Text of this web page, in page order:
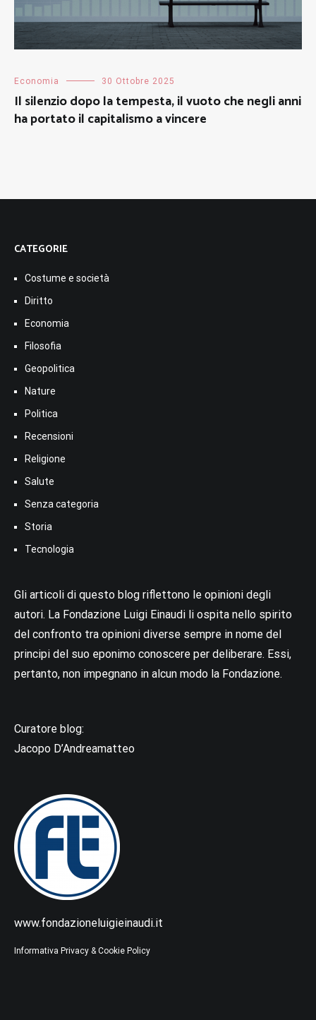
Economia 30 Ottobre 2025
Il silenzio dopo la tempesta, il vuoto che negli anni
ha portato il capitalismo a vincere
CATEGORIE
Costume e società
Diritto
Economia
Filosofia
Geopolitica
Nature
Politica
Recensioni
Religione
Salute
Senza categoria
Storia
Tecnologia
Gli articoli di questo blog riflettono le opinioni degli
autori. La Fondazione Luigi Einaudi li ospita nello spirito
del confronto tra opinioni diverse sempre in nome del
principi del suo eponimo conoscere per deliberare. Essi,
pertanto, non impegnano in alcun modo la Fondazione.
Curatore blog:
Jacopo D’Andreamatteo
www.fondazioneluigieinaudi.it
Informativa Privacy & Cookie Policy